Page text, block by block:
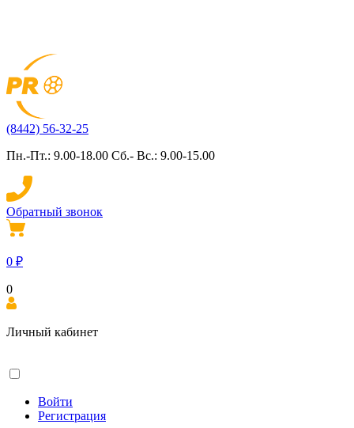
(8442) 56-32-25
Пн.-Пт.: 9.00-18.00 Сб.- Вс.: 9.00-15.00
Обратный звонок
0 ₽
0
Личный кабинет
Войти
Регистрация